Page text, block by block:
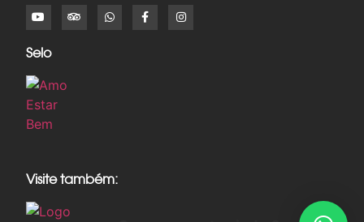
Selo
Visite também: